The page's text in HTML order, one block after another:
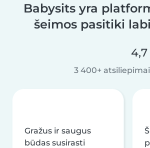
Babysits yra
šeimos pasitiki
4,7
3 400+ atsiliepimai
Gražus ir saugus
būdas susirasti